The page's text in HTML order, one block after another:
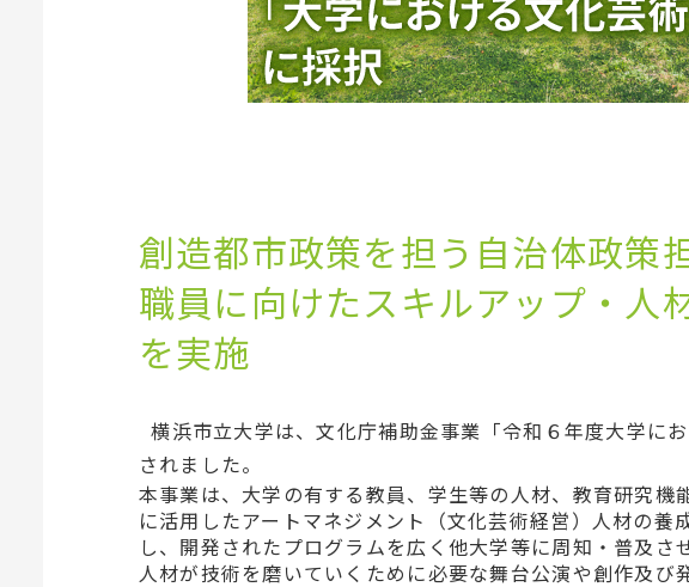
創造都市政策を担う自治体政策
職員に向けたスキルアップ・人
を実施
横浜市立大学は、文化庁補助金事業「令和６年度大学に
されました。
本事業は、大学の有する教員、学生等の人材、教育研究機
に活用したアートマネジメント（文化芸術経営）人材の養
し、開発されたプログラムを広く他大学等に周知・普及さ
人材が技術を磨いていくために必要な舞台公演や創作及び